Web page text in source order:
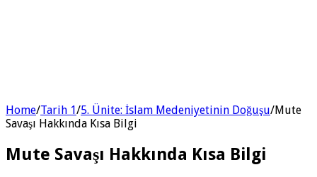
Home/Tarih 1/5. Ünite: İslam Medeniyetinin Doğuşu/Mute
Savaşı Hakkında Kısa Bilgi
Mute Savaşı Hakkında Kısa Bilgi